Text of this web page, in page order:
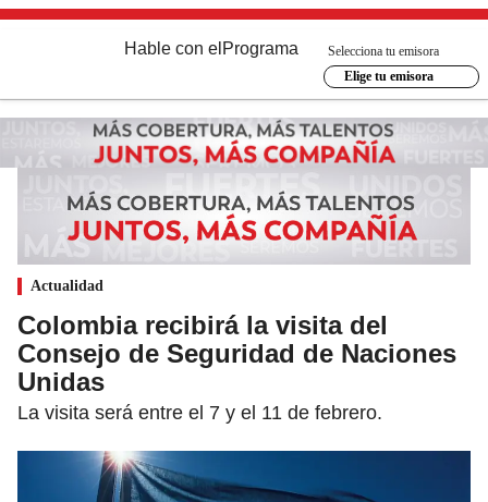
Hable con el Programa
Selecciona tu emisora
Elige tu emisora
Actualidad
Colombia recibirá la visita del
Consejo de Seguridad de Naciones
Unidas
La visita será entre el 7 y el 11 de febrero.